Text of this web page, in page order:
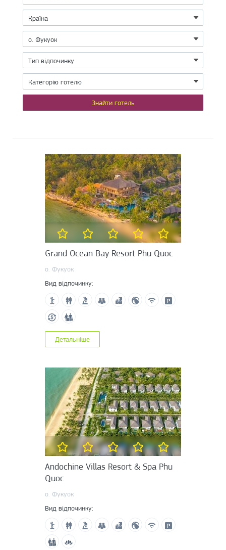
Grand Ocean Bay Resort Phu Quoc
о. Фукуок
Вид відпочинку:
Детальніше
Andochine Villas Resort & Spa Phu
Quoc
о. Фукуок
Вид відпочинку: